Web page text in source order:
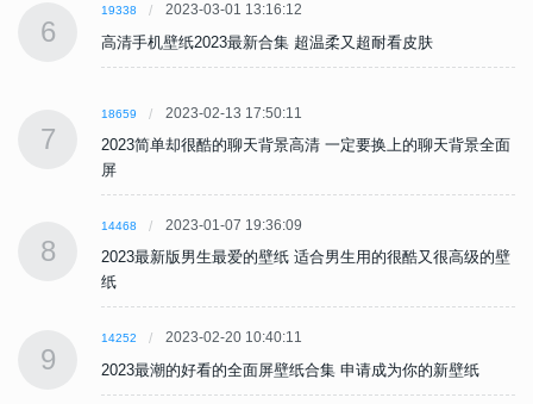
6
19338 2023-03-01 13:16:12
高清手机壁纸2023最新合集 超温柔又超耐看皮肤
7
18659 2023-02-13 17:50:11
2023简单却很酷的聊天背景高清 一定要换上的聊天背景全面
屏
8
14468 2023-01-07 19:36:09
2023最新版男生最爱的壁纸 适合男生用的很酷又很高级的壁
纸
9
14252 2023-02-20 10:40:11
2023最潮的好看的全面屏壁纸合集 申请成为你的新壁纸